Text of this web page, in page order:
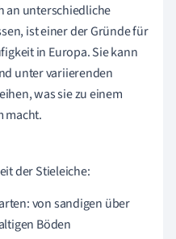
an unterschiedliche
ist einer der Gründe für
in Europa. Sie kann
unter variierenden
was sie zu einem
macht.
der Stieleiche:
von sandigen über
Böden